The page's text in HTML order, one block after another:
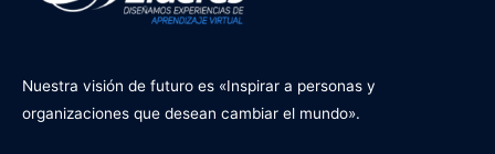
Nuestra visión de futuro es «Inspirar a personas y
organizaciones que desean cambiar el mundo».